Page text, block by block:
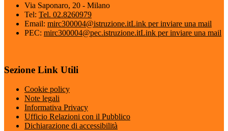
Via Saponaro, 20 - Milano
Tel: Tel. 02.8260979
Email: mirc300004@istruzione.itLink per inviare una mail
PEC: mirc300004@pec.istruzione.itLink per inviare una mail
Sezione Link Utili
Cookie policy
Note legali
Informativa Privacy
Ufficio Relazioni con il Pubblico
Dichiarazione di accessibilità